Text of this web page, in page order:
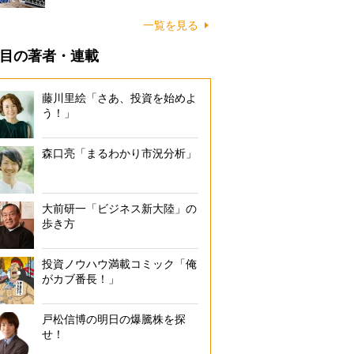
一覧を見る
の著者・連載
藤川里絵「さあ、投資を始めよ
う！」
森口亮「まるわかり市況分析」
大前研一「ビジネス新大陸」の
歩き方
投資ノウハウ満載コミック「俺
がカブ番長！」
戸松信博の明日の爆騰株を探
せ！